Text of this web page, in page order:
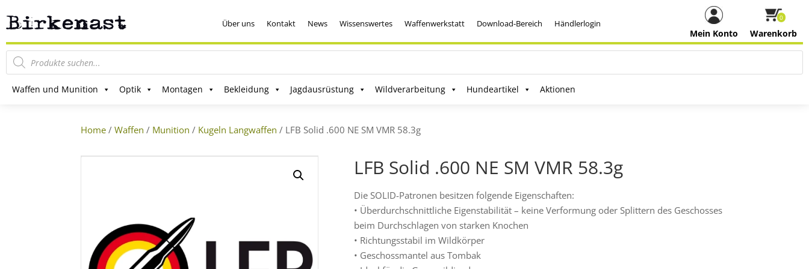
Über uns Kontakt News Wissenswertes Waffenwerkstatt Download-Bereich Händlerlogin
Warenkorb
0
Mein Konto
Products
search
Waffen und Munition Optik Montagen Bekleidung Jagdausrüstung Wildverarbeitung Hundeartikel Aktionen
Home /Waffen / Munition / Kugeln Langwaffen / LFB Solid .600 NE SM VMR 58.3g
LFB Solid .600 NE SM VMR 58.3g
Die SOLID-Patronen besitzen folgende Eigenschaften:
• Überdurchschnittliche Eigenstabilität – keine Verformung oder Splittern des Geschosses
beim Durchschlagen von starken Knochen
• Richtungsstabil im Wildkörper
• Geschossmantel aus Tombak